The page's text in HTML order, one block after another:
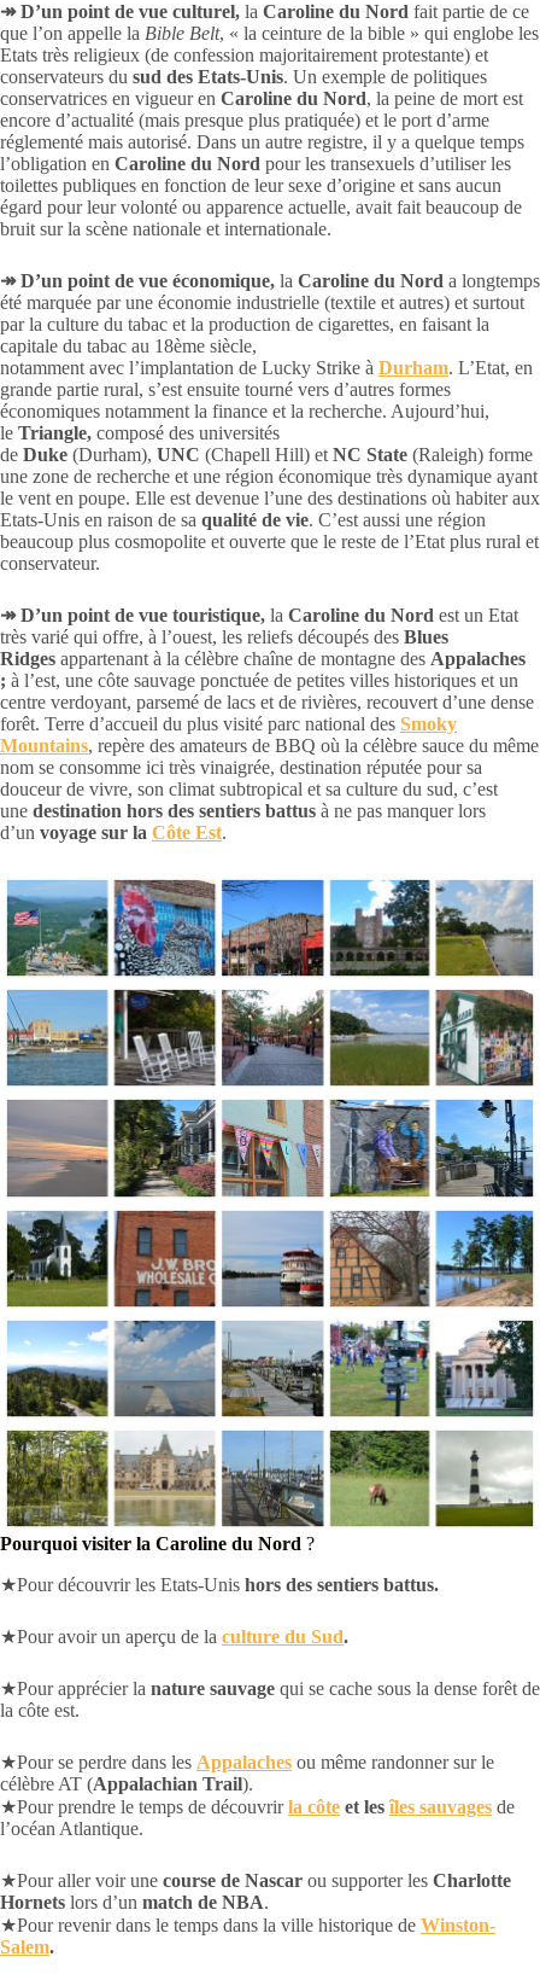
↠ D’un point de vue culturel, la Caroline du Nord fait partie de ce
que l’on appelle la Bible Belt, « la ceinture de la bible » qui englobe les
Etats très religieux (de confession majoritairement protestante) et
conservateurs du sud des Etats-Unis. Un exemple de politiques
conservatrices en vigueur en Caroline du Nord, la peine de mort est
encore d’actualité (mais presque plus pratiquée) et le port d’arme
réglementé mais autorisé. Dans un autre registre, il y a quelque temps
l’obligation en Caroline du Nord pour les transexuels d’utiliser les
toilettes publiques en fonction de leur sexe d’origine et sans aucun
égard pour leur volonté ou apparence actuelle, avait fait beaucoup de
bruit sur la scène nationale et internationale.
↠ D’un point de vue économique, la Caroline du Nord a longtemps
été marquée par une économie industrielle (textile et autres) et surtout
par la culture du tabac et la production de cigarettes, en faisant la
capitale du tabac au 18ème siècle,
notamment avec l’implantation de Lucky Strike à Durham. L’Etat, en
grande partie rural, s’est ensuite tourné vers d’autres formes
économiques notamment la finance et la recherche. Aujourd’hui,
le Triangle, composé des universités
de Duke (Durham), UNC (Chapell Hill) et NC State (Raleigh) forme
une zone de recherche et une région économique très dynamique ayant
le vent en poupe. Elle est devenue l’une des destinations où habiter aux
Etats-Unis en raison de sa qualité de vie. C’est aussi une région
beaucoup plus cosmopolite et ouverte que le reste de l’Etat plus rural et
conservateur.
↠ D’un point de vue touristique, la Caroline du Nord est un Etat
très varié qui offre, à l’ouest, les reliefs découpés des Blues
Ridges appartenant à la célèbre chaîne de montagne des Appalaches
; à l’est, une côte sauvage ponctuée de petites villes historiques et un
centre verdoyant, parsemé de lacs et de rivières, recouvert d’une dense
forêt. Terre d’accueil du plus visité parc national des Smoky
Mountains, repère des amateurs de BBQ où la célèbre sauce du même
nom se consomme ici très vinaigrée, destination réputée pour sa
douceur de vivre, son climat subtropical et sa culture du sud, c’est
une destination hors des sentiers battus à ne pas manquer lors
d’un voyage sur la Côte Est.
Pourquoi visiter la Caroline du Nord ?
★Pour découvrir les Etats-Unis hors des sentiers battus.
★Pour avoir un aperçu de la culture du Sud.
★Pour apprécier la nature sauvage qui se cache sous la dense forêt de
la côte est.
★Pour se perdre dans les Appalaches ou même randonner sur le
célèbre AT (Appalachian Trail).
★Pour prendre le temps de découvrirla côte et lesîles sauvages de
l’océan Atlantique.
★Pour aller voir une course de Nascar ou supporter les Charlotte
Hornets lors d’un match de NBA.
★Pour revenir dans le temps dans la ville historique de Winston-
Salem.